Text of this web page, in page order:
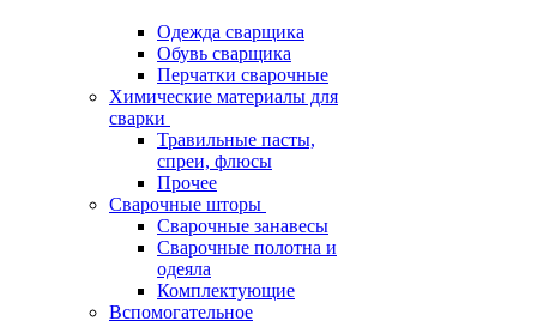
Одежда сварщика
Обувь сварщика
Перчатки сварочные
Химические материалы для
сварки
Травильные пасты,
спреи, флюсы
Прочее
Сварочные шторы
Сварочные занавесы
Сварочные полотна и
одеяла
Комплектующие
Вспомогательное